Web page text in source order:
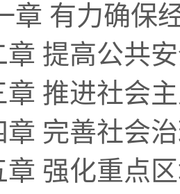
章 有力确保
章 提高公共
章 推进社会
章 完善社会
章 强化重点